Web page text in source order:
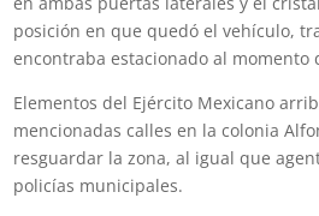
posición en que quedó el vehículo,
encontraba estacionado al momento
Elementos del Ejército Mexicano
mencionadas calles en la colonia
resguardar la zona, al igual que
policías municipales.